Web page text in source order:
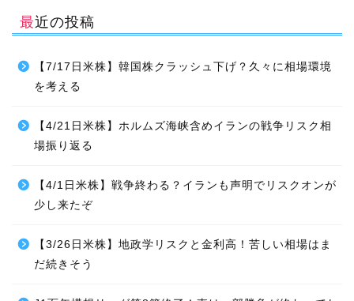
最近の投稿
【7/17日米株】韓国株クラッシュ下げ？久々に相場環境
を考える
【4/21日米株】ホルムズ海峡含めイランの戦争リスク相
場振り返る
【4/1日米株】戦争終わる？イランも声明でリスクオンが
少し来たぞ
【3/26日米株】地政学リスクと金利高！苦しい相場はま
だ続きそう